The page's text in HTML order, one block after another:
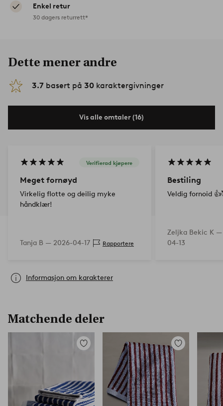
Enkel retur
30 dagers returrett*
Dette mener andre
3.7 basert på 30 karaktergivninger
Vis alle omtaler (16)
Verifierad kjøpere
Meget fornøyd
Virkelig flotte og deilig myke
håndklær!
Tanja B — 2026-04-17 Rapportere
Bestiling
Veldig fornoid
Zeljka Bekic K
04-13
Informasjon om karakterer
Matchende deler
Legg
Legg
til
favoritter